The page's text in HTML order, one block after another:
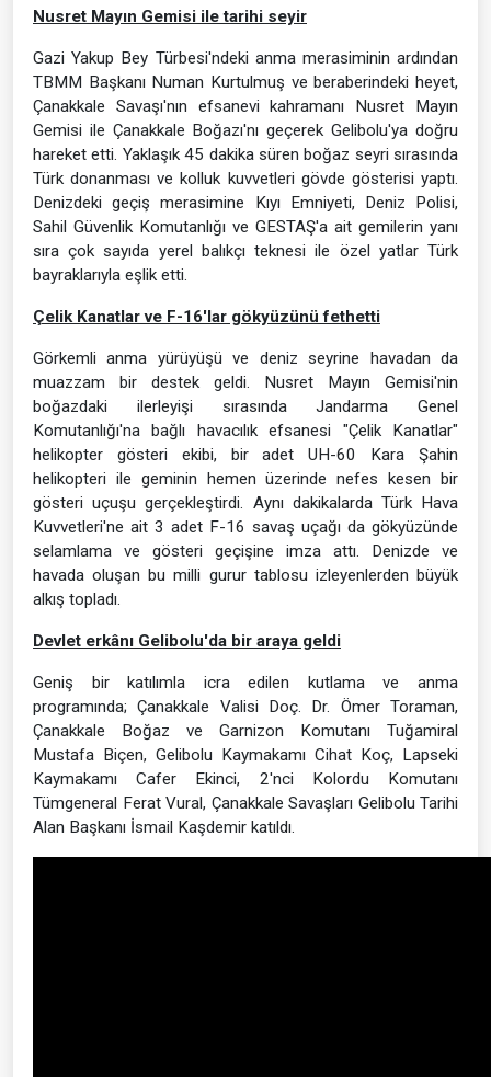
Nusret Mayın Gemisi ile tarihi seyir
Gazi Yakup Bey Türbesi'ndeki anma merasiminin ardından
TBMM Başkanı Numan Kurtulmuş ve beraberindeki heyet,
Çanakkale Savaşı'nın efsanevi kahramanı Nusret Mayın
Gemisi ile Çanakkale Boğazı'nı geçerek Gelibolu'ya doğru
hareket etti. Yaklaşık 45 dakika süren boğaz seyri sırasında
Türk donanması ve kolluk kuvvetleri gövde gösterisi yaptı.
Denizdeki geçiş merasimine Kıyı Emniyeti, Deniz Polisi,
Sahil Güvenlik Komutanlığı ve GESTAŞ'a ait gemilerin yanı
sıra çok sayıda yerel balıkçı teknesi ile özel yatlar Türk
bayraklarıyla eşlik etti.
Çelik Kanatlar ve F-16'lar gökyüzünü fethetti
Görkemli anma yürüyüşü ve deniz seyrine havadan da
muazzam bir destek geldi. Nusret Mayın Gemisi'nin
boğazdaki ilerleyişi sırasında Jandarma Genel
Komutanlığı'na bağlı havacılık efsanesi "Çelik Kanatlar"
helikopter gösteri ekibi, bir adet UH-60 Kara Şahin
helikopteri ile geminin hemen üzerinde nefes kesen bir
gösteri uçuşu gerçekleştirdi. Aynı dakikalarda Türk Hava
Kuvvetleri'ne ait 3 adet F-16 savaş uçağı da gökyüzünde
selamlama ve gösteri geçişine imza attı. Denizde ve
havada oluşan bu milli gurur tablosu izleyenlerden büyük
alkış topladı.
Devlet erkânı Gelibolu'da bir araya geldi
Geniş bir katılımla icra edilen kutlama ve anma
programında; Çanakkale Valisi Doç. Dr. Ömer Toraman,
Çanakkale Boğaz ve Garnizon Komutanı Tuğamiral
Mustafa Biçen, Gelibolu Kaymakamı Cihat Koç, Lapseki
Kaymakamı Cafer Ekinci, 2'nci Kolordu Komutanı
Tümgeneral Ferat Vural, Çanakkale Savaşları Gelibolu Tarihi
Alan Başkanı İsmail Kaşdemir katıldı.